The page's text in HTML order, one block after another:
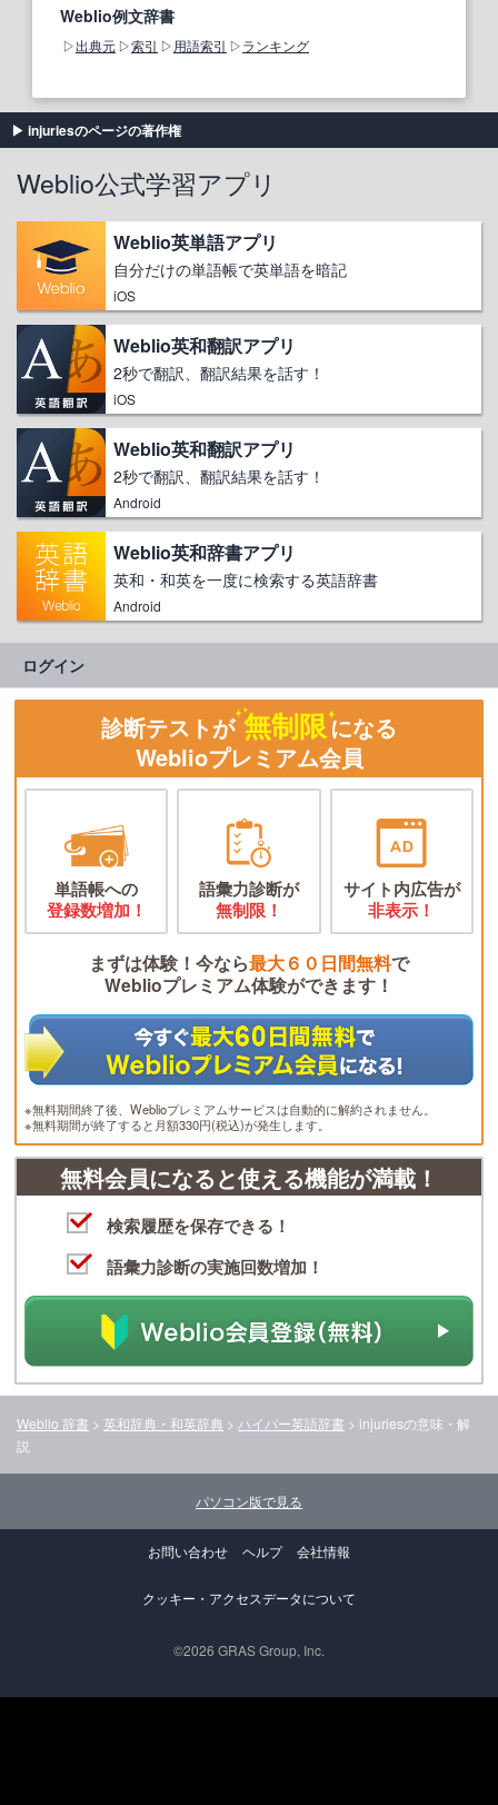
Weblio例文辞書
出典元 索引 用語索引 ランキング
injuriesのページの著作権
Weblio公式学習アプリ
Weblio英単語アプリ
自分だけの単語帳で英単語を暗記
iOS
Weblio英和翻訳アプリ
2秒で翻訳、翻訳結果を話す！
iOS
Weblio英和翻訳アプリ
2秒で翻訳、翻訳結果を話す！
Android
Weblio英和辞書アプリ
英和・和英を一度に検索する英語辞書
Android
ログイン
診断テストが 無制限になる
Weblioプレミアム会員
単語帳への
登録数増加！
語彙力診断が
無制限！
サイト内広告が
非表示！
まずは体験！今なら最大６０日間無料で
Weblioプレミアム体験ができます！
※無料期間終了後、Weblioプレミアムサービスは自動的に解約されません。
※無料期間が終了すると月額330円(税込)が発生します。
無料会員になると使える機能が満載！
検索履歴を保存できる！
語彙力診断の実施回数増加！
Weblio 辞書 > 英和辞典・和英辞典 > ハイパー英語辞書 > injuriesの意味・解
説
パソコン版で見る
お問い合わせ ヘルプ 会社情報
クッキー・アクセスデータについて
©2026 GRAS Group, Inc.